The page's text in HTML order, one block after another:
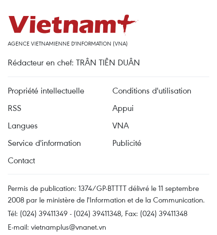
AGENCE VIETNAMIENNE D'INFORMATION (VNA)
Rédacteur en chef: TRÂN TIÊN DUÂN
Propriété intellectuelle
Conditions d'utilisation
RSS
Appui
Langues
VNA
Service d'information
Publicité
Contact
Permis de publication: 1374/GP-BTTTT délivré le 11 septembre
2008 par le ministère de l'Information et de la Communication.
Tél: (024) 39411349 - (024) 39411348, Fax: (024) 39411348
E-mail: vietnamplus@vnanet.vn